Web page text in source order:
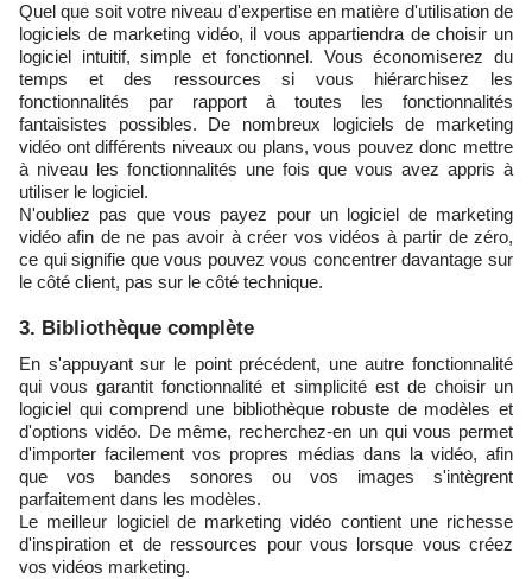
Quel que soit votre niveau d'expertise en matière d'utilisation de
logiciels de marketing vidéo, il vous appartiendra de choisir un
logiciel intuitif, simple et fonctionnel. Vous économiserez du
temps et des ressources si vous hiérarchisez les
fonctionnalités par rapport à toutes les fonctionnalités
fantaisistes possibles. De nombreux logiciels de marketing
vidéo ont différents niveaux ou plans, vous pouvez donc mettre
à niveau les fonctionnalités une fois que vous avez appris à
utiliser le logiciel.
N'oubliez pas que vous payez pour un logiciel de marketing
vidéo afin de ne pas avoir à créer vos vidéos à partir de zéro,
ce qui signifie que vous pouvez vous concentrer davantage sur
le côté client, pas sur le côté technique.
3. Bibliothèque complète
En s'appuyant sur le point précédent, une autre fonctionnalité
qui vous garantit fonctionnalité et simplicité est de choisir un
logiciel qui comprend une bibliothèque robuste de modèles et
d'options vidéo. De même, recherchez-en un qui vous permet
d'importer facilement vos propres médias dans la vidéo, afin
que vos bandes sonores ou vos images s'intègrent
parfaitement dans les modèles.
Le meilleur logiciel de marketing vidéo contient une richesse
d'inspiration et de ressources pour vous lorsque vous créez
vos vidéos marketing.